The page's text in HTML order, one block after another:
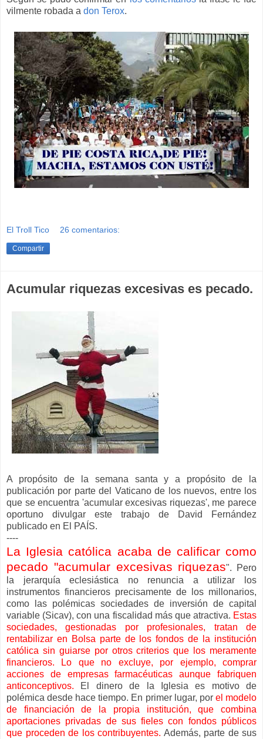
vilmente robada a don Terox.
El Troll Tico 26 comentarios:
Compartir
Acumular riquezas excesivas es pecado.
A propósito de la semana santa y a propósito de la
publicación por parte del Vaticano de los nuevos, entre los
que se encuentra 'acumular excesivas riquezas', me parece
oportuno divulgar este trabajo de David Fernández
publicado en El PAÍS.
----
La Iglesia católica acaba de calificar como
pecado "acumular excesivas riquezas". Pero
la jerarquía eclesiástica no renuncia a utilizar los
instrumentos financieros precisamente de los millonarios,
como las polémicas sociedades de inversión de capital
variable (Sicav), con una fiscalidad más que atractiva. Estas
sociedades, gestionadas por profesionales, tratan de
rentabilizar en Bolsa parte de los fondos de la institución
católica sin guiarse por otros criterios que los meramente
financieros. Lo que no excluye, por ejemplo, comprar
acciones de empresas farmacéuticas aunque fabriquen
anticonceptivos. El dinero de la Iglesia es motivo de
polémica desde hace tiempo. En primer lugar, porel modelo
de financiación de la propia institución, que combina
aportaciones privadas de sus fieles con fondos públicos
que proceden de los contribuyentes. Además, parte de sus